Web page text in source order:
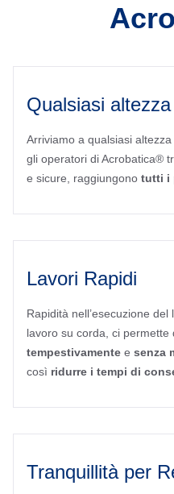
Qualsiasi altezza
Arriviamo a qualsiasi
gli operatori di Acrobatica®
e sicure, raggiungono tutti i
Lavori Rapidi
Rapidità nell’esecuzione
lavoro su corda, ci permette
tempestivamente e senza
così ridurre i tempi di
Tranquillità per